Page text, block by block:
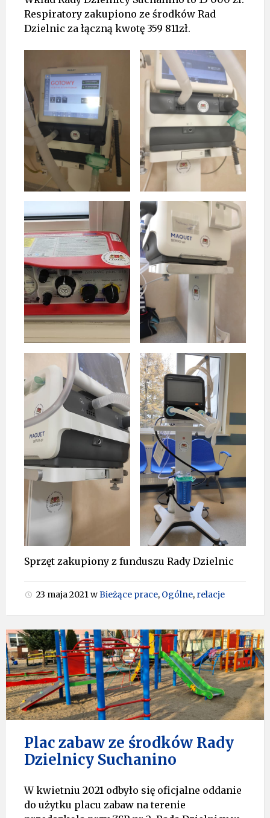
Respiratory zakupiono ze środków Rad
Dzielnic za łączną kwotę 359 811zł.
Sprzęt zakupiony z funduszu Rady Dzielnic
23 maja 2021wBieżące prace, Ogólne, relacje
Plac zabaw ze środków Rady
Dzielnicy Suchanino
W kwietniu 2021 odbyło się oficjalne oddanie
do użytku placu zabaw na terenie